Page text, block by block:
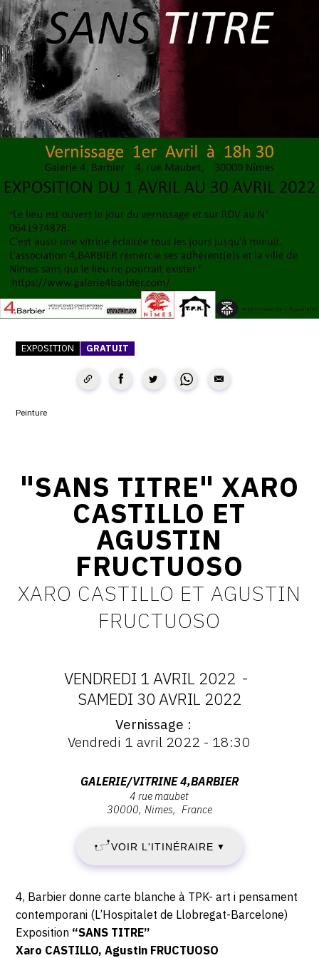
SERVICES
CRÉER SON CATALOGUE RAISONNÉ
ABONNEMENTS DÉDIÉS AUX GALERISTES
CRÉER SON SITE ARTISTE
CRÉER SON CATALOGUE D'EXPO
PUBLIER SES EXPOSITIONS
DEVENIR CONTRIBUTEUR
À PROPOS
L'ÉQUIPE OAM
À PROPOS D'OAM
CONTACT
CGV
INSTAGRAM
FACEBOOK
TWITTER
PINTEREST
EXPOSITION GRATUIT
Peinture
"SANS TITRE" XARO
CASTILLO ET
AGUSTIN
FRUCTUOSO
XARO CASTILLO ET AGUSTIN
FRUCTUOSO
DATES
:
1
2022
-
SAMEDI
30
VENDREDI 1 AVRIL 2022 -
SAMEDI 30 AVRIL 2022
Vernissage
Vendredi 1 avril 2022 - 18:30
Maubet,
30000
Nimes
GALERIE/VITRINE 4,BARBIER
4 rue maubet
30000 Nimes France
VOIR L'ITINÉRAIRE ▼
Description,
horaires...
4, Barbier donne carte blanche à TPK- art i pensament
contemporani (L’Hospitalet de Llobregat-Barcelone)
Exposition “SANS TITRE”
Xaro CASTILLO, Agustin FRUCTUOSO